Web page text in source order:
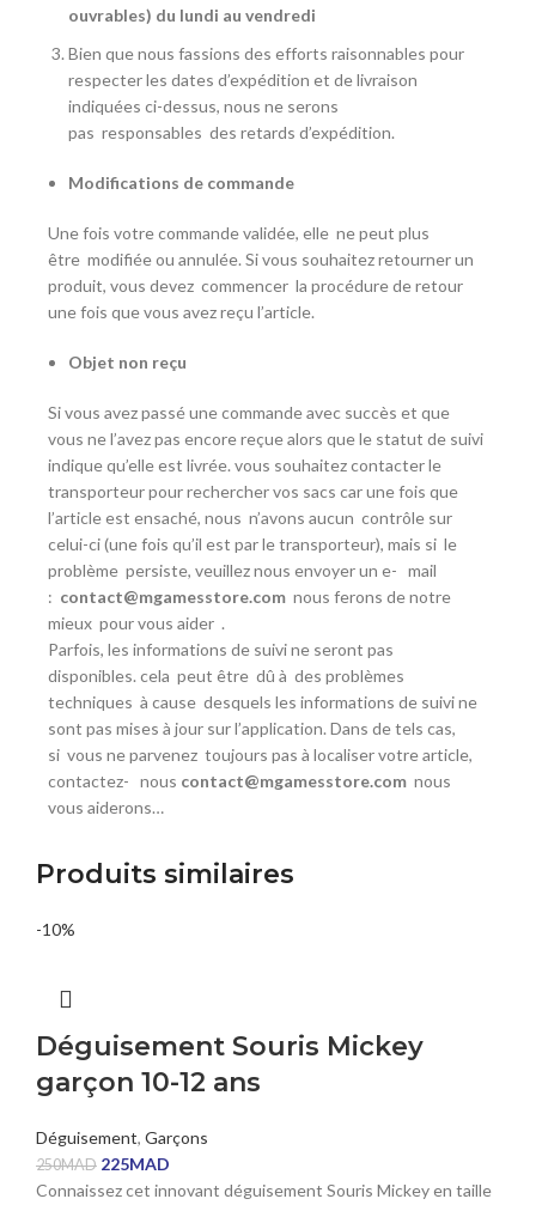
ouvrables) du lundi au vendredi
Bien que nous fassions des efforts raisonnables pour
respecter les dates d’expédition et de livraison
indiquées ci-dessus, nous ne serons
pas responsables des retards d’expédition.
Modifications de commande
Une fois votre commande validée, elle ne peut plus
être modifiée ou annulée. Si vous souhaitez retourner un
produit, vous devez commencer la procédure de retour
une fois que vous avez reçu l’article.
Objet non reçu
Si vous avez passé une commande avec succès et que
vous ne l’avez pas encore reçue alors que le statut de suivi
indique qu’elle est livrée. vous souhaitez contacter le
transporteur pour rechercher vos sacs car une fois que
l’article est ensaché, nous n’avons aucun contrôle sur
celui-ci (une fois qu’il est par le transporteur), mais si le
problème persiste, veuillez nous envoyer un e- mail
: contact@mgamesstore.com nous ferons de notre
mieux pour vous aider .
Parfois, les informations de suivi ne seront pas
disponibles. cela peut être dû à des problèmes
techniques à cause desquels les informations de suivi ne
sont pas mises à jour sur l’application. Dans de tels cas,
si vous ne parvenez toujours pas à localiser votre article,
contactez- nous contact@mgamesstore.com nous
vous aiderons…
Produits similaires
-10%
Déguisement Souris Mickey
garçon 10-12 ans
Déguisement, Garçons
250MAD 225MAD
Connaissez cet innovant déguisement Souris Mickey en taille